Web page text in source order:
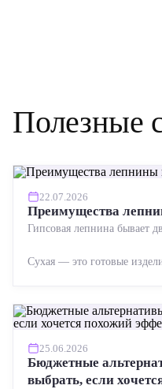
Полезные
22.07.2026
Преимущества
Гипсовая лепнина бывает
Сухая — это готовые
25.06.2026
Бюджетные
выбрать, если